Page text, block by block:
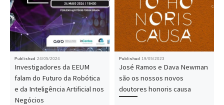
Published 24/05/2024
Investigadores da EEUM
falam do Futuro da Robótica
e da Inteligência Artificial nos
Negócios
Published 19/05/2023
José Ramos e Dava Newman
são os nossos novos
doutores honoris causa